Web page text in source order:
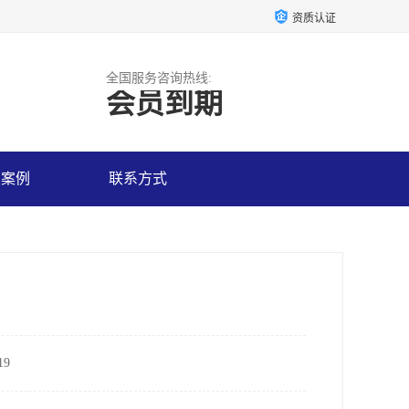
资质认证
全国服务咨询热线:
会员到期
例 联系方式